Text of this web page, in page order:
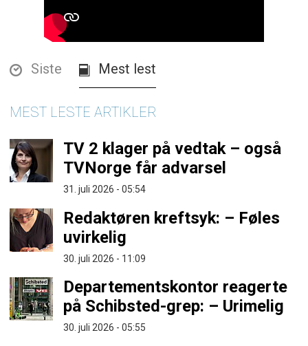
Siste Mest lest
MEST LESTE ARTIKLER
TV 2 klager på vedtak – også
TVNorge får advarsel
31. juli 2026 - 05:54
Redaktøren kreftsyk: – Føles
uvirkelig
30. juli 2026 - 11:09
Departementskontor reagerte
på Schibsted-grep: – Urimelig
30. juli 2026 - 05:55